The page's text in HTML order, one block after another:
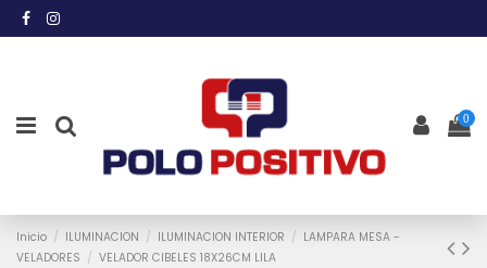
0
Inicio ILUMINACION ILUMINACION INTERIOR
LAMPARA MESA -
VELADORES
VELADOR CIBELES 18X26CM LILA